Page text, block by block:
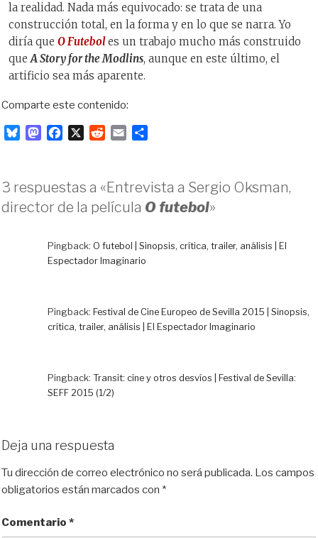
la realidad. Nada más equivocado: se trata de una
construcción total, en la forma y en lo que se narra. Yo
diría que O Futeboles un trabajo mucho más construido
queA Story for the Modlins, aunque en este último, el
artificio sea más aparente.
Comparte este contenido:
s
k
M
o
d
n
e
b
o
k
X
d
i
t
l
p
a
r
i
3 respuestas a «Entrevista a Sergio Oksman,
director de la película O futebol»
Pingback: O futebol | Sinopsis, crítica, trailer, análisis | El
Espectador Imaginario
Pingback: Festival de Cine Europeo de Sevilla 2015 | Sinopsis,
crítica, trailer, análisis | El Espectador Imaginario
Pingback: Transit: cine y otros desvíos | Festival de Sevilla:
SEFF 2015 (1/2)
Deja una respuesta
Tu dirección de correo electrónico no será publicada. Los campos
obligatorios están marcados con *
Comentario *